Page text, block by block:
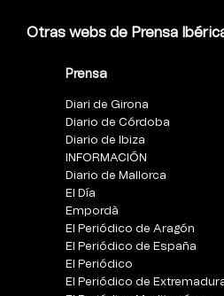
Otras webs de Prensa
Prensa
Diari de Girona
Diario de Córdoba
Diario de Ibiza
INFORMACIÓN
Diario de Mallorca
El Día
Empordà
El Periódico de Aragón
El Periódico de España
El Periódico
El Periódico de